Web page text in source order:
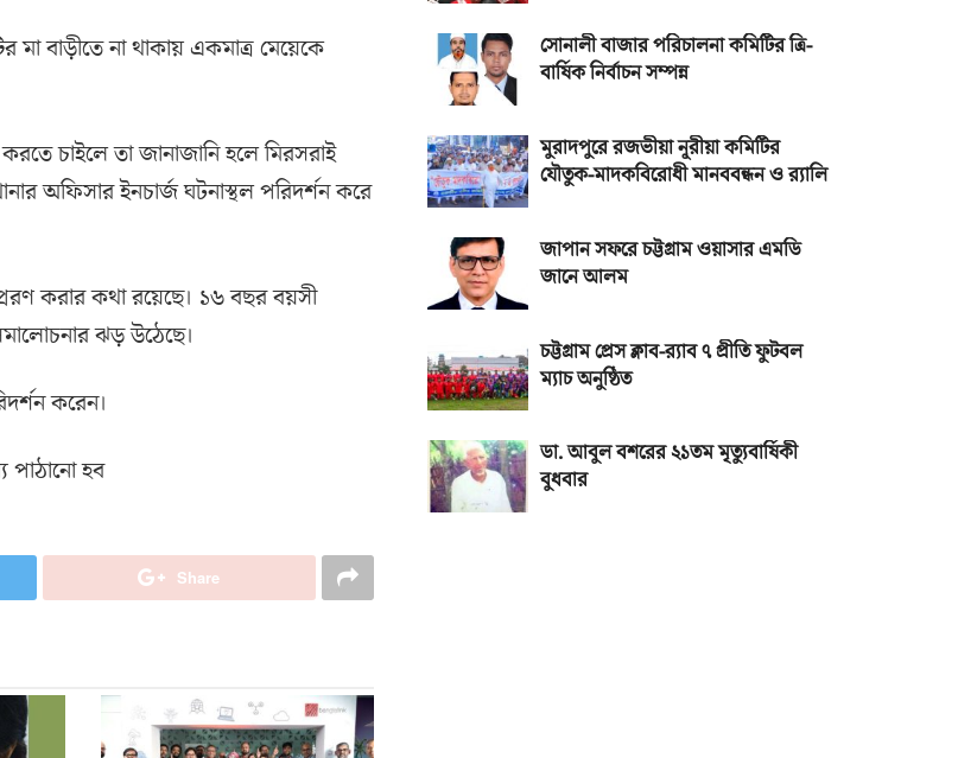
বাড়ীতে না থাকায় একমাত্র মেয়েকে
করতে চাইলে তা জানাজানি হলে মিরসরাই
অফিসার ইনচার্জ ঘটনাস্থল পরিদর্শন করে
করার কথা রয়েছে। ১৬ বছর বয়সী
ঝড় উঠেছে।
করেন।
পাঠানো হব
Share
সোনালী বাজার পরিচালনা কমিটির ত্রি-
বার্ষিক নির্বাচন সম্পন্ন
মুরাদপুরে রজভীয়া নূরীয়া কমিটির
যৌতুক-মাদকবিরোধী মানববন্ধন ও র‌্যালি
জাপান সফরে চট্টগ্রাম ওয়াসার এমডি
জানে আলম
চট্টগ্রাম প্রেস ক্লাব-র‌্যাব ৭ প্রীতি ফুটবল
ম্যাচ অনুষ্ঠিত
ডা. আবুল বশরের ২১তম মৃত্যুবার্ষিকী
বুধবার